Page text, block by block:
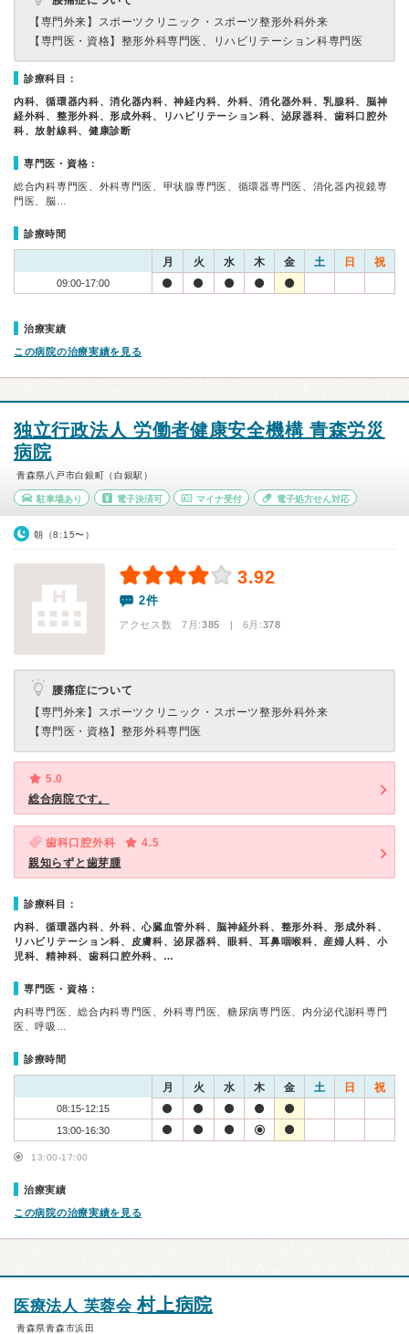
【専門外来】 スポーツクリニック・スポーツ整形外科外来
【専門医・資格】 整形外科専門医、リハビリテーション科専門医
診療科目：
内科、循環器内科、消化器内科、神経内科、外科、消化器外科、乳腺科、脳神
経外科、整形外科、形成外科、リハビリテーション科、泌尿器科、歯科口腔外
科、放射線科、健康診断
専門医・資格：
総合内科専門医、外科専門医、甲状腺専門医、循環器専門医、消化器内視鏡専
門医、脳…
診療時間
月 火 水 木 金 土 日 祝
09:00-17:00
治療実績
この病院の治療実績を見る
独立行政法人 労働者健康安全機構 青森労災
病院
青森県八戸市白銀町（白銀駅）
駐車場あり 電子決済可 マイナ受付 電子処方せん対応
朝（8:15〜）
3.92
2件
アクセス数 7月:385 | 6月:378
腰痛症について
【専門外来】 スポーツクリニック・スポーツ整形外科外来
【専門医・資格】 整形外科専門医
5.0
総合病院です。
歯科口腔外科
4.5
親知らずと歯芽腫
診療科目：
内科、循環器内科、外科、心臓血管外科、脳神経外科、整形外科、形成外科、
リハビリテーション科、皮膚科、泌尿器科、眼科、耳鼻咽喉科、産婦人科、小
児科、精神科、歯科口腔外科、…
専門医・資格：
内科専門医、総合内科専門医、外科専門医、糖尿病専門医、内分泌代謝科専門
医、呼吸…
診療時間
月 火 水 木 金 土 日 祝
08:15-12:15
13:00-16:30
13:00-17:00
治療実績
この病院の治療実績を見る
医療法人 芙蓉会村上病院
青森県青森市浜田